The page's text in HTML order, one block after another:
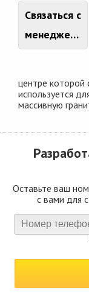
Связаться с
менеджером
центре которой
используется
массивную
Оставьте ваш
с вами для